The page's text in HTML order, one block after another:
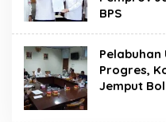
BPS
Pelabuhan
Progres,
Jemput